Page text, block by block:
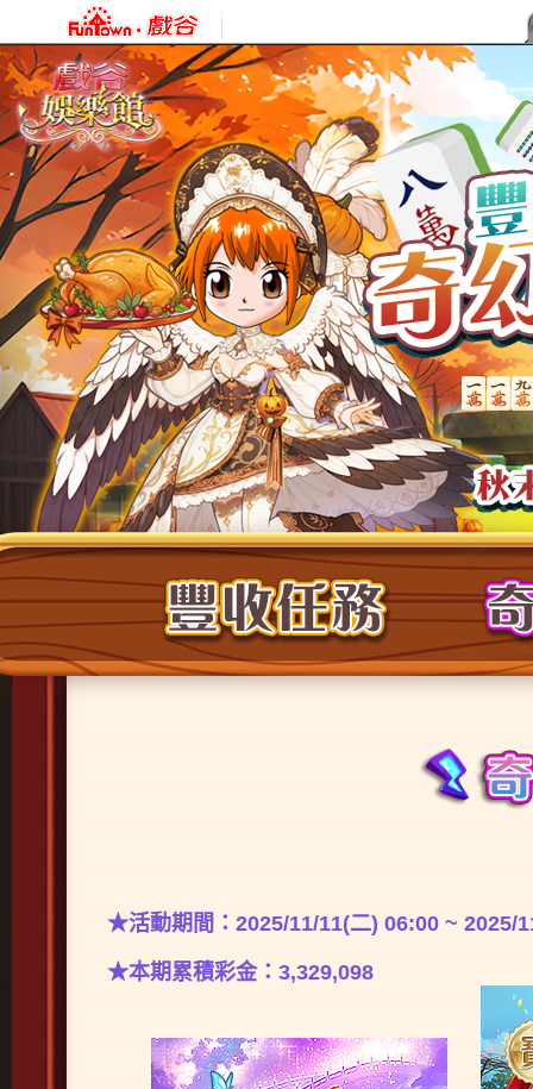
★活動期間：2025/11/11(二) 06:00 ~ 2025/
★本期累積彩金：3,329,098